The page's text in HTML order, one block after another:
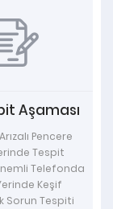
3 - Sonuç
Bu
Randevu
Olunup Gerekli
Montaj veya
Başarıyla